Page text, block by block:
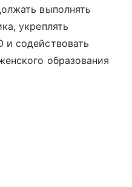
выполнять
укреплять
содействовать
образования